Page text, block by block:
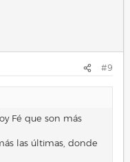
#9
Fé que son más
las últimas, donde